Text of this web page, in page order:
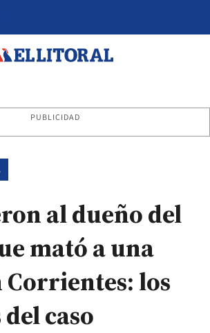
PUBLICIDAD
al dueño del
mató a una
Corrientes: los
caso